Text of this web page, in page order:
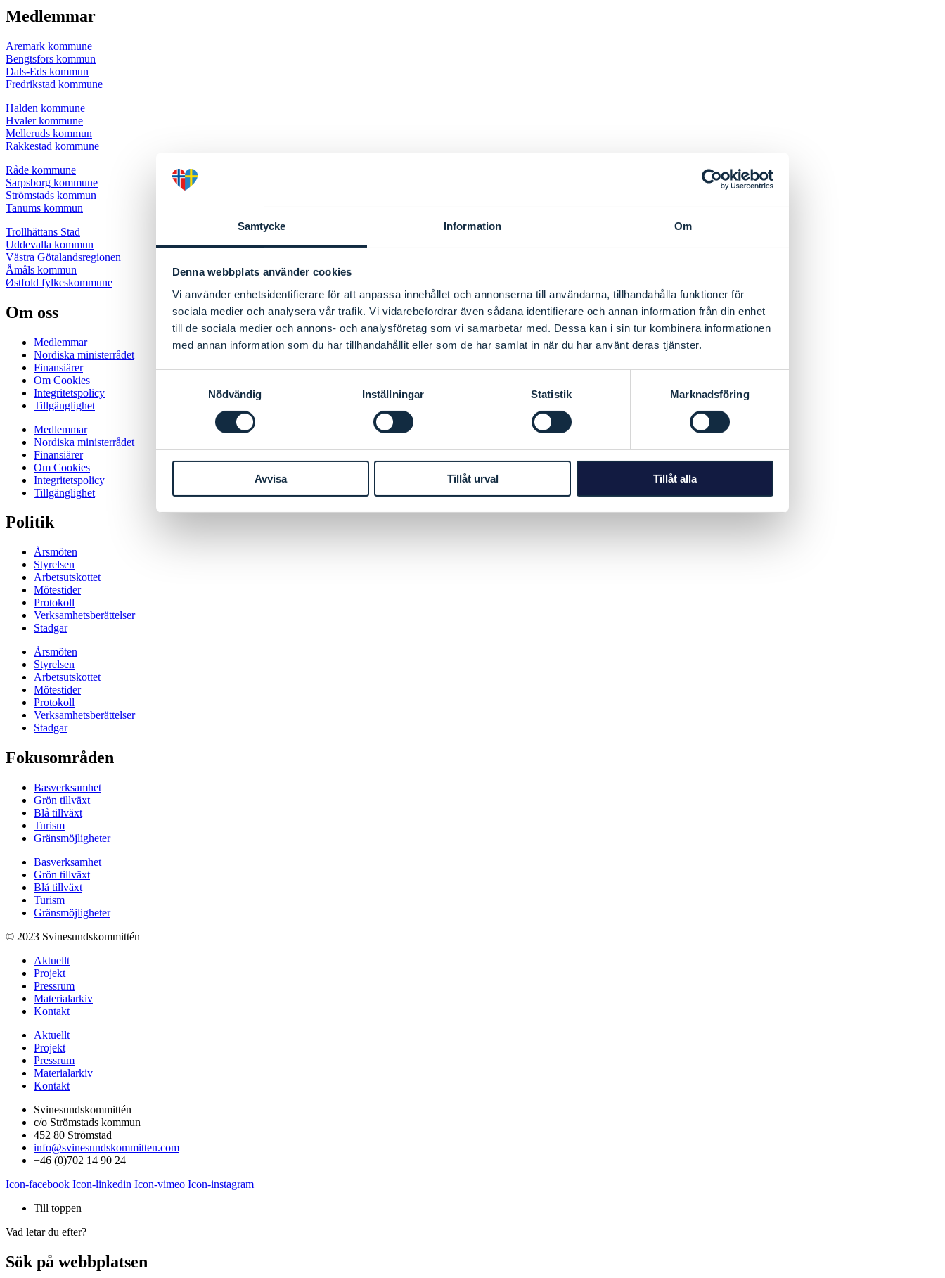
Samtycke Information Om
Denna webbplats använder cookies
Vi använder enhetsidentifierare för att anpassa innehållet och annonserna till användarna, tillhandahålla funktioner för
sociala medier och analysera vår trafik. Vi vidarebefordrar även sådana identifierare och annan information från din enhet
till de sociala medier och annons- och analysföretag som vi samarbetar med. Dessa kan i sin tur kombinera informationen
med annan information som du har tillhandahållit eller som de har samlat in när du har använt deras tjänster.
Nödvändig
Inställningar Statistik Marknadsföring
Avvisa Tillåt urval Tillåt alla
Medlemmar
Aremark kommune
Bengtsfors kommun
Dals-Eds kommun
Fredrikstad kommune
Halden kommune
Hvaler kommune
Melleruds kommun
Rakkestad kommune
Råde kommune
Sarpsborg kommune
Strömstads kommun
Tanums kommun
Trollhättans Stad
Uddevalla kommun
Västra Götalandsregionen
Åmåls kommun
Østfold fylkeskommune
Om oss
Medlemmar
Nordiska ministerrådet
Finansiärer
Om Cookies
Integritetspolicy
Tillgänglighet
Medlemmar
Nordiska ministerrådet
Finansiärer
Om Cookies
Integritetspolicy
Tillgänglighet
Politik
Årsmöten
Styrelsen
Arbetsutskottet
Mötestider
Protokoll
Verksamhetsberättelser
Stadgar
Årsmöten
Styrelsen
Arbetsutskottet
Mötestider
Protokoll
Verksamhetsberättelser
Stadgar
Fokusområden
Basverksamhet
Grön tillväxt
Blå tillväxt
Turism
Gränsmöjligheter
Basverksamhet
Grön tillväxt
Blå tillväxt
Turism
Gränsmöjligheter
© 2023 Svinesundskommittén
Aktuellt
Projekt
Pressrum
Materialarkiv
Kontakt
Aktuellt
Projekt
Pressrum
Materialarkiv
Kontakt
Svinesundskommittén
c/o Strömstads kommun
452 80 Strömstad
info@svinesundskommitten.com
+46 (0)702 14 90 24
Icon-facebook Icon-linkedin Icon-vimeo Icon-instagram
Till toppen
Vad letar du efter?
Sök på webbplatsen